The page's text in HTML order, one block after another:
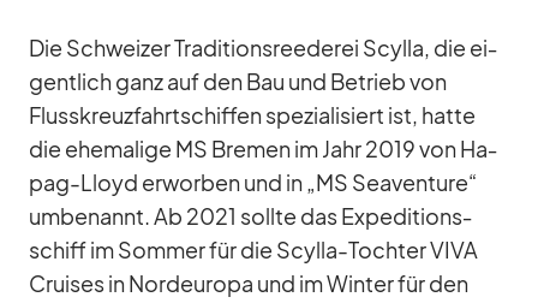
Die Schwei­zer Tra­di­ti­ons­ree­de­rei Scylla, die ei­
gent­lich ganz auf den Bau und Be­trieb von
Fluss­kreuz­fahrt­schif­fen spe­zia­li­siert ist, hatte
die ehe­ma­lige MS Bre­men im Jahr 2019 von Ha­
pag-Lloyd er­wor­ben und in „MS Sea­ven­ture“
um­be­nannt. Ab 2021 sollte das Ex­pe­di­ti­ons­
schiff im Som­mer für die Scylla-Toch­ter VIVA
Crui­ses in Nord­eu­ropa und im Win­ter für den